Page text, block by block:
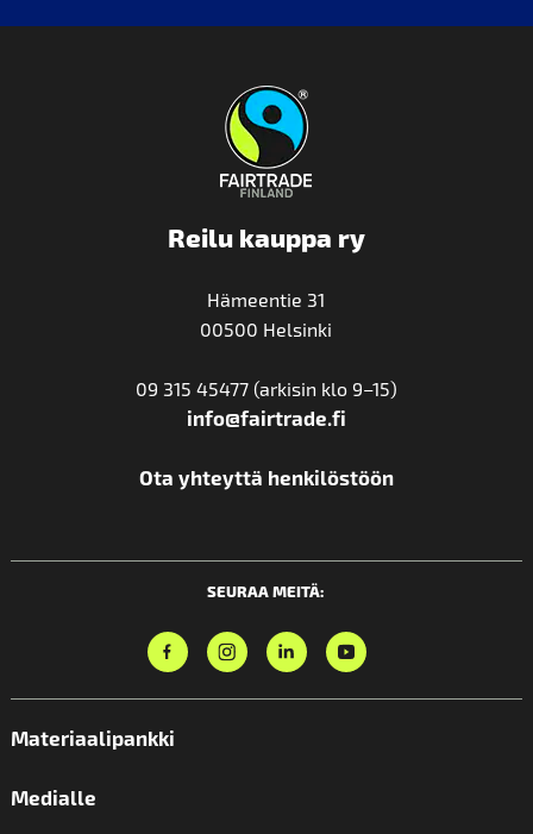
Reilu kauppa ry
Hämeentie 31
00500 Helsinki
09 315 45477 (arkisin klo 9–15)
info@fairtrade.fi
Ota yhteyttä henkilöstöön
SEURAA MEITÄ:
Materiaalipankki
Medialle